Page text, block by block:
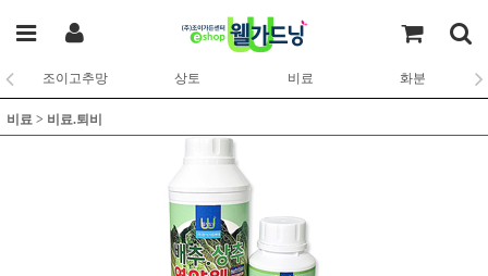
조이고추망 상토 비료 화분
비료 > 비료.퇴비